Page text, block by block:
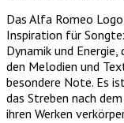
Das Alfa Romeo
Inspiration für
Dynamik und
den Melodien und
besondere Note. Es
das Streben nach
ihren Werken